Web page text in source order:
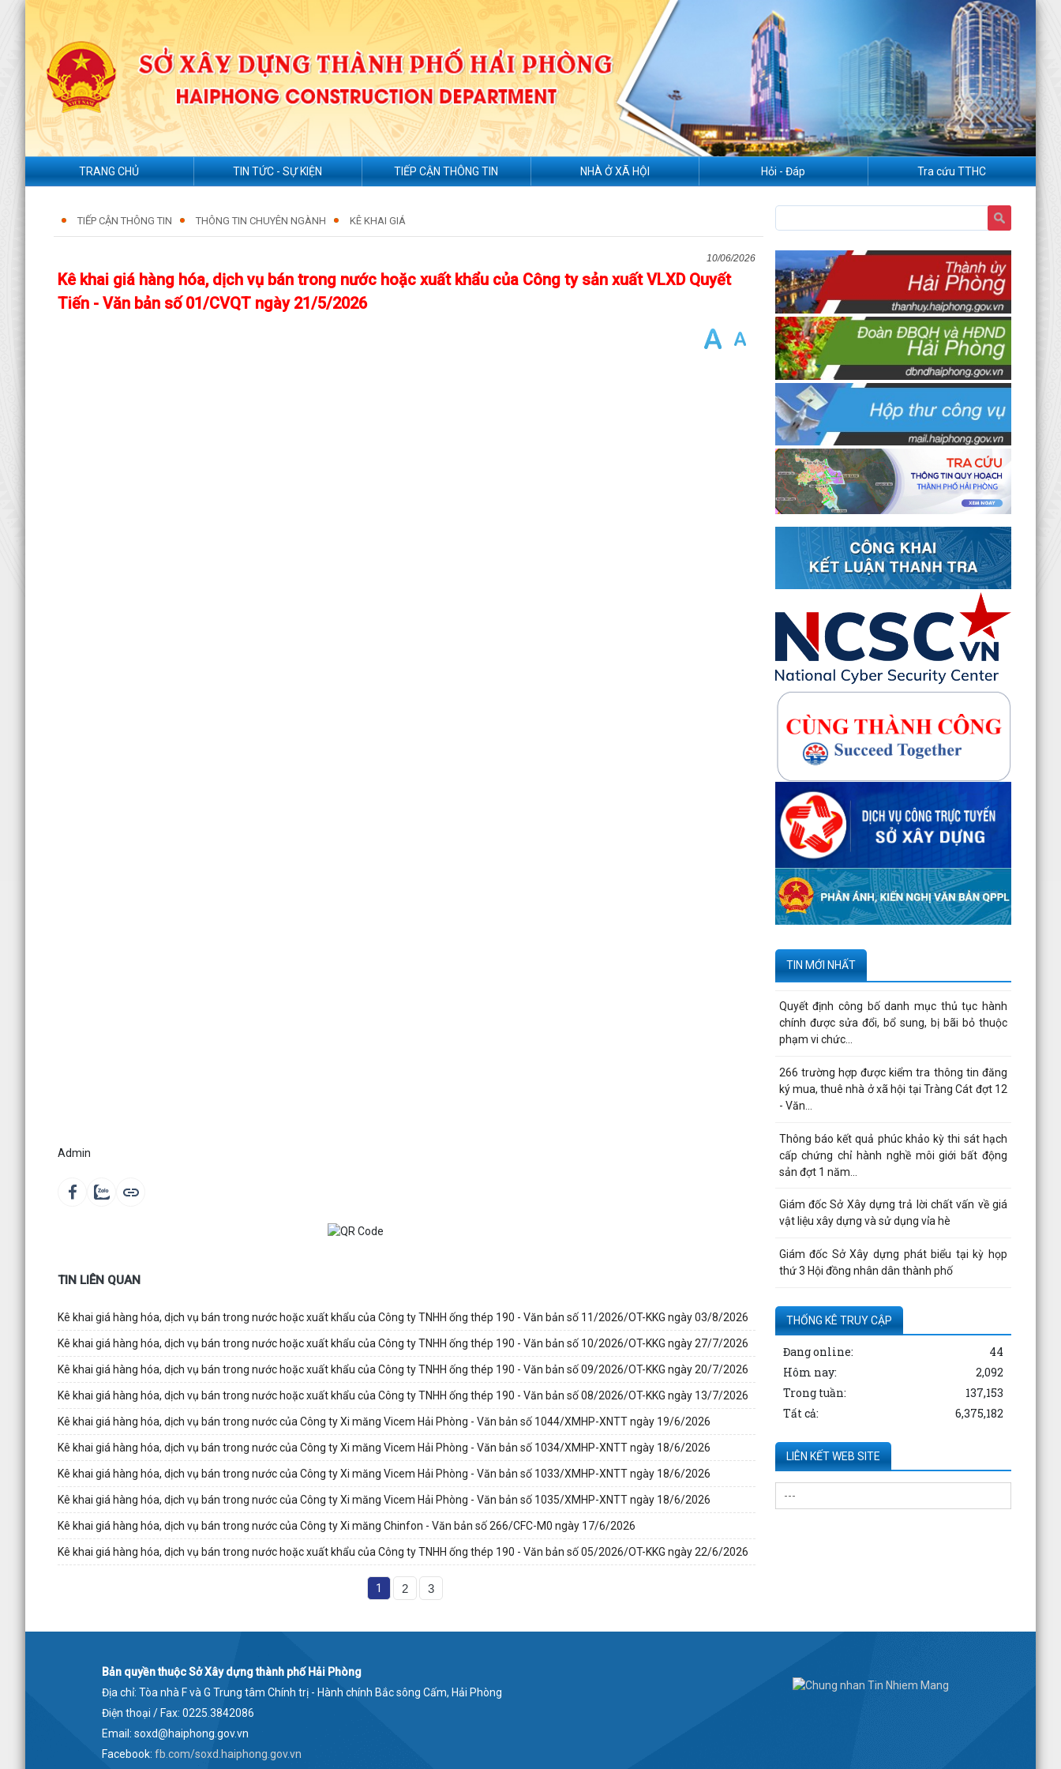
TRANG CHỦ TIN TỨC - SỰ KIỆN TIẾP CẬN THÔNG TIN NHÀ Ở XÃ HỘI Hỏi - Đáp Tra cứu TTHC
TIẾP CẬN THÔNG TIN THÔNG TIN CHUYÊN NGÀNH KÊ KHAI GIÁ
10/06/2026
Kê khai giá hàng hóa, dịch vụ bán trong nước hoặc xuất khẩu của Công ty sản xuất VLXD Quyết
Tiến - Văn bản số 01/CVQT ngày 21/5/2026
Admin
TIN LIÊN QUAN
Kê khai giá hàng hóa, dịch vụ bán trong nước hoặc xuất khẩu của Công ty TNHH ống thép 190 - Văn bản số 11/2026/OT-KKG ngày 03/8/2026
Kê khai giá hàng hóa, dịch vụ bán trong nước hoặc xuất khẩu của Công ty TNHH ống thép 190 - Văn bản số 10/2026/OT-KKG ngày 27/7/2026
Kê khai giá hàng hóa, dịch vụ bán trong nước hoặc xuất khẩu của Công ty TNHH ống thép 190 - Văn bản số 09/2026/OT-KKG ngày 20/7/2026
Kê khai giá hàng hóa, dịch vụ bán trong nước hoặc xuất khẩu của Công ty TNHH ống thép 190 - Văn bản số 08/2026/OT-KKG ngày 13/7/2026
Kê khai giá hàng hóa, dịch vụ bán trong nước của Công ty Xi măng Vicem Hải Phòng - Văn bản số 1044/XMHP-XNTT ngày 19/6/2026
Kê khai giá hàng hóa, dịch vụ bán trong nước của Công ty Xi măng Vicem Hải Phòng - Văn bản số 1034/XMHP-XNTT ngày 18/6/2026
Kê khai giá hàng hóa, dịch vụ bán trong nước của Công ty Xi măng Vicem Hải Phòng - Văn bản số 1033/XMHP-XNTT ngày 18/6/2026
Kê khai giá hàng hóa, dịch vụ bán trong nước của Công ty Xi măng Vicem Hải Phòng - Văn bản số 1035/XMHP-XNTT ngày 18/6/2026
Kê khai giá hàng hóa, dịch vụ bán trong nước của Công ty Xi măng Chinfon - Văn bản số 266/CFC-M0 ngày 17/6/2026
Kê khai giá hàng hóa, dịch vụ bán trong nước hoặc xuất khẩu của Công ty TNHH ống thép 190 - Văn bản số 05/2026/OT-KKG ngày 22/6/2026
1 2 3
TIN MỚI NHẤT
20 căn nhà ở thấp tầng tại Khu dân cư Hồng
Phong đủ điều kiện đưa vào kinh doanh - Văn
270 căn nhà ở thấp tầng tại Dự án Khu đô thị
mới phường Thủy Nguyên đủ điều kiện đưa
vào kinh doanh...
Công bố danh mục thủ tục hành chính được
sửa đổi, bổ sung, thay thế, bị bãi bỏ thuộc
phạm vi chức...
Kê khai giá hàng hóa, dịch vụ bán trong nước
hoặc xuất khẩu của Công ty TNHH ống thép
190 - Văn bản...
nghề hoạt động xây dựng do vướng mắc hệ
thống - Thông...
Quyết định công bố danh mục thủ tục hành
chính được sửa đổi, bổ sung, bị bãi bỏ thuộc
phạm vi chức...
266 trường hợp được kiểm tra thông tin đăng
ký mua, thuê nhà ở xã hội tại Tràng Cát đợt 12
- Văn...
Thông báo kết quả phúc khảo kỳ thi sát hạch
cấp chứng chỉ hành nghề môi giới bất động
sản đợt 1 năm...
Giám đốc Sở Xây dựng trả lời chất vấn về giá
vật liệu xây dựng và sử dụng vỉa hè
Giám đốc Sở Xây dựng phát biểu tại kỳ họp
thứ 3 Hội đồng nhân dân thành phố
Công bố thông tin của Công ty cổ phần tư vấn
thuỷ lợi Hải Phòng
Quyết định công bố thủ tục hành chính nội bộ
được sửa đổi, bổ sung thuộc phạm vi, chức
năng quản lý...
Thông tin về số lượng căn hộ chung cư thuộc
chức, cá nhân...
Kê khai giá hàng hóa, dịch vụ bán trong nước
hoặc xuất khẩu của Công ty TNHH ống thép
Kê khai giá hàng hóa, dịch vụ bán trong nước
THỐNG KÊ TRUY CẬP
Đang online:
44
Hôm nay:
2,092
Trong tuần:
137,153
Tất cả:
6,375,182
LIÊN KẾT WEB SITE
Bản quyền thuộc Sở Xây dựng thành phố Hải Phòng
Địa chỉ: Tòa nhà F và G Trung tâm Chính trị - Hành chính Bắc sông Cấm, Hải Phòng
Điện thoại / Fax: 0225.3842086
Email: soxd@haiphong.gov.vn
Facebook: fb.com/soxd.haiphong.gov.vn